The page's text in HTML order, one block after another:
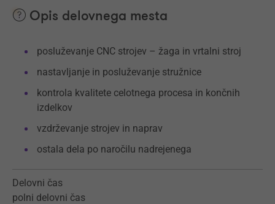
Opis delovnega mesta
posluževanje CNC strojev – žaga in vrtalni stroj
nastavljanje in posluževanje stružnice
kontrola kvalitete celotnega procesa in končnih
izdelkov
vzdrževanje strojev in naprav
ostala dela po naročilu nadrejenega
Delovni čas
polni delovni čas